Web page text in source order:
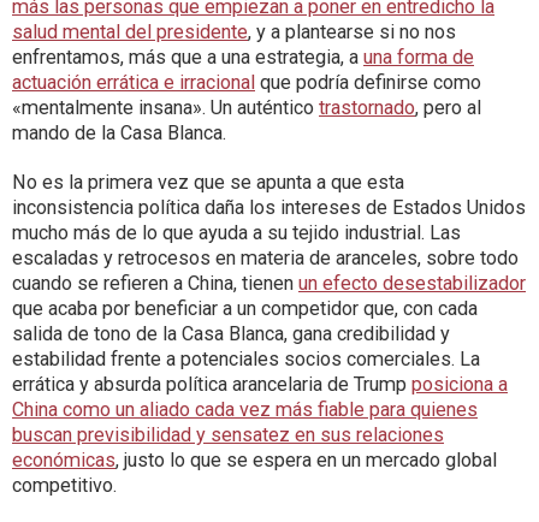
más las personas que empiezan a poner en entredicho la
salud mental del presidente, y a plantearse si no nos
enfrentamos, más que a una estrategia, a una forma de
actuación errática e irracional que podría definirse como
«mentalmente insana». Un auténtico trastornado, pero al
mando de la Casa Blanca.
No es la primera vez que se apunta a que esta
inconsistencia política daña los intereses de Estados Unidos
mucho más de lo que ayuda a su tejido industrial. Las
escaladas y retrocesos en materia de aranceles, sobre todo
cuando se refieren a China, tienen un efecto desestabilizador
que acaba por beneficiar a un competidor que, con cada
salida de tono de la Casa Blanca, gana credibilidad y
estabilidad frente a potenciales socios comerciales. La
errática y absurda política arancelaria de Trump posiciona a
China como un aliado cada vez más fiable para quienes
buscan previsibilidad y sensatez en sus relaciones
económicas, justo lo que se espera en un mercado global
competitivo.